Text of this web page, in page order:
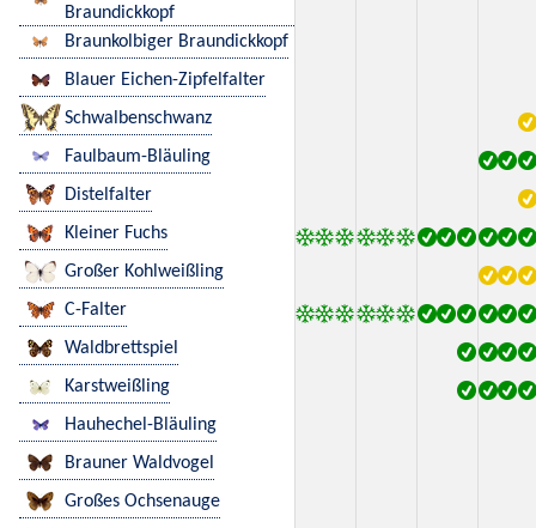
Braundickkopf
Braunkolbiger Braundickkopf
Blauer Eichen-Zipfelfalter
Schwalbenschwanz
Faulbaum-Bläuling
Distelfalter
Kleiner Fuchs
Großer Kohlweißling
C-Falter
Waldbrettspiel
Karstweißling
Hauhechel-Bläuling
Brauner Waldvogel
Großes Ochsenauge